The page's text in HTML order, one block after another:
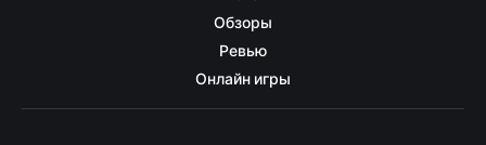
Обзоры
Ревью
Онлайн игры